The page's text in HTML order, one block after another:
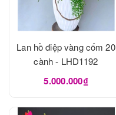
Lan hồ điệp vàng cốm 20
cành - LHD1192
5.000.000₫